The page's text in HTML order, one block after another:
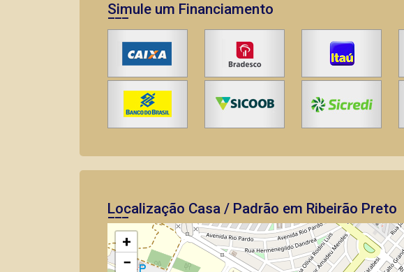
Simule um Financiamento
Localização Casa / Padrão em Ribeirão Preto
+
−